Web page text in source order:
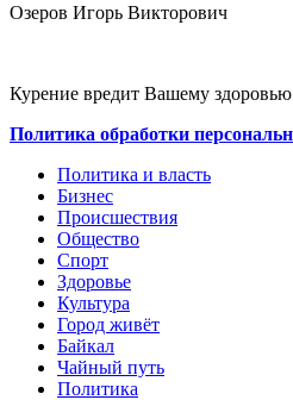
Озеров Игорь Викторович
Курение вредит Вашему
Политика обработки
Политика и власть
Бизнес
Происшествия
Общество
Cпорт
Здоровье
Культура
Город живёт
Байкал
Чайный путь
Политика